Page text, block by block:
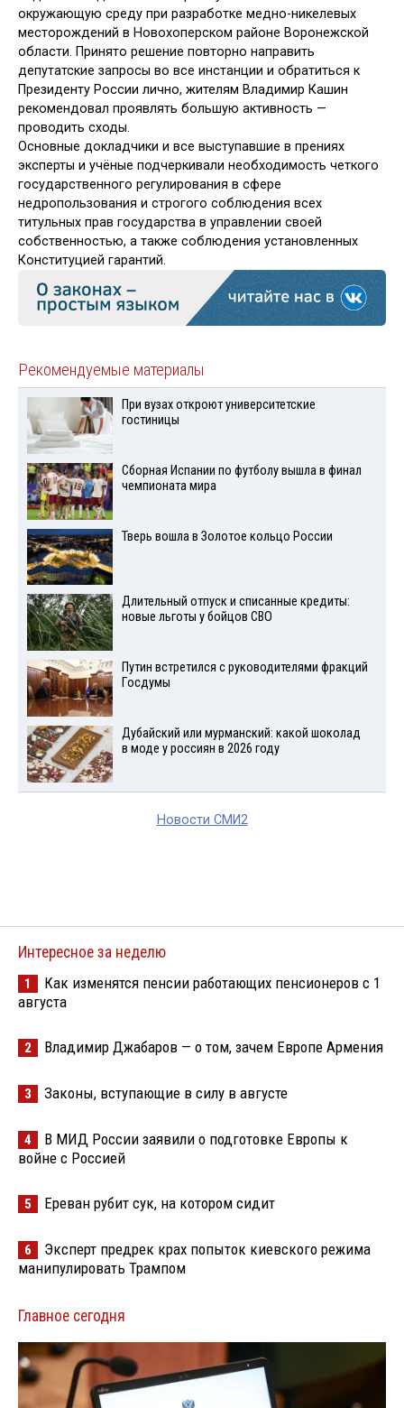
окружающую среду при разработке медно-никелевых
месторождений в Новохоперском районе Воронежской
области. Принято решение повторно направить
депутатские запросы во все инстанции и обратиться к
Президенту России лично, жителям Владимир Кашин
рекомендовал проявлять большую активность —
проводить сходы.
Основные докладчики и все выступавшие в прениях
эксперты и учёные подчеркивали необходимость четкого
государственного регулирования в сфере
недропользования и строгого соблюдения всех
титульных прав государства в управлении своей
собственностью, а также соблюдения установленных
Конституцией гарантий.
Рекомендуемые материалы
При вузах откроют университетские
гостиницы
Сборная Испании по футболу вышла в финал
чемпионата мира
Тверь вошла в Золотое кольцо России
Длительный отпуск и списанные кредиты:
новые льготы у бойцов СВО
Путин встретился с руководителями фракций
Госдумы
Дубайский или мурманский: какой шоколад
в моде у россиян в 2026 году
Новости СМИ2
Интересное за неделю
1
Как изменятся пенсии работающих пенсионеров с 1
августа
2 Владимир Джабаров — о том, зачем Европе Армения
3 Законы, вступающие в силу в августе
4
В МИД России заявили о подготовке Европы к
войне с Россией
5 Ереван рубит сук, на котором сидит
6
Эксперт предрек крах попыток киевского режима
манипулировать Трампом
Главное сегодня